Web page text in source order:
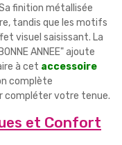
finition métallisée
tandis que les motifs
visuel saisissant. La
ANNEE" ajoute
à cet accessoire
complète
compléter votre tenue.
et Confort